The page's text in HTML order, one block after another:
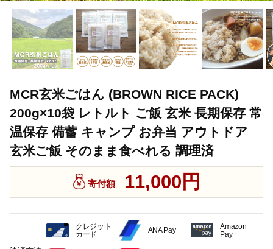
MCR玄米ごはん (BROWN RICE PACK)
200g×10袋 レトルト ご飯 玄米 長期保存 常
温保存 備蓄 キャンプ お弁当 アウトドア
玄米ご飯 そのまま食べれる 調理済
寄付額 11,000円
クレジット
カード
ANA Pay
Amazon
Pay